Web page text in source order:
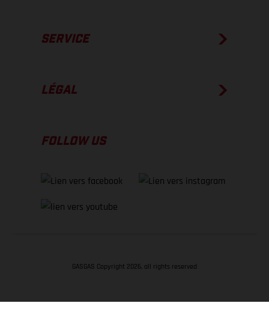
SERVICE
LÉGAL
FOLLOW US
GASGAS Copyright 2026, all rights reserved